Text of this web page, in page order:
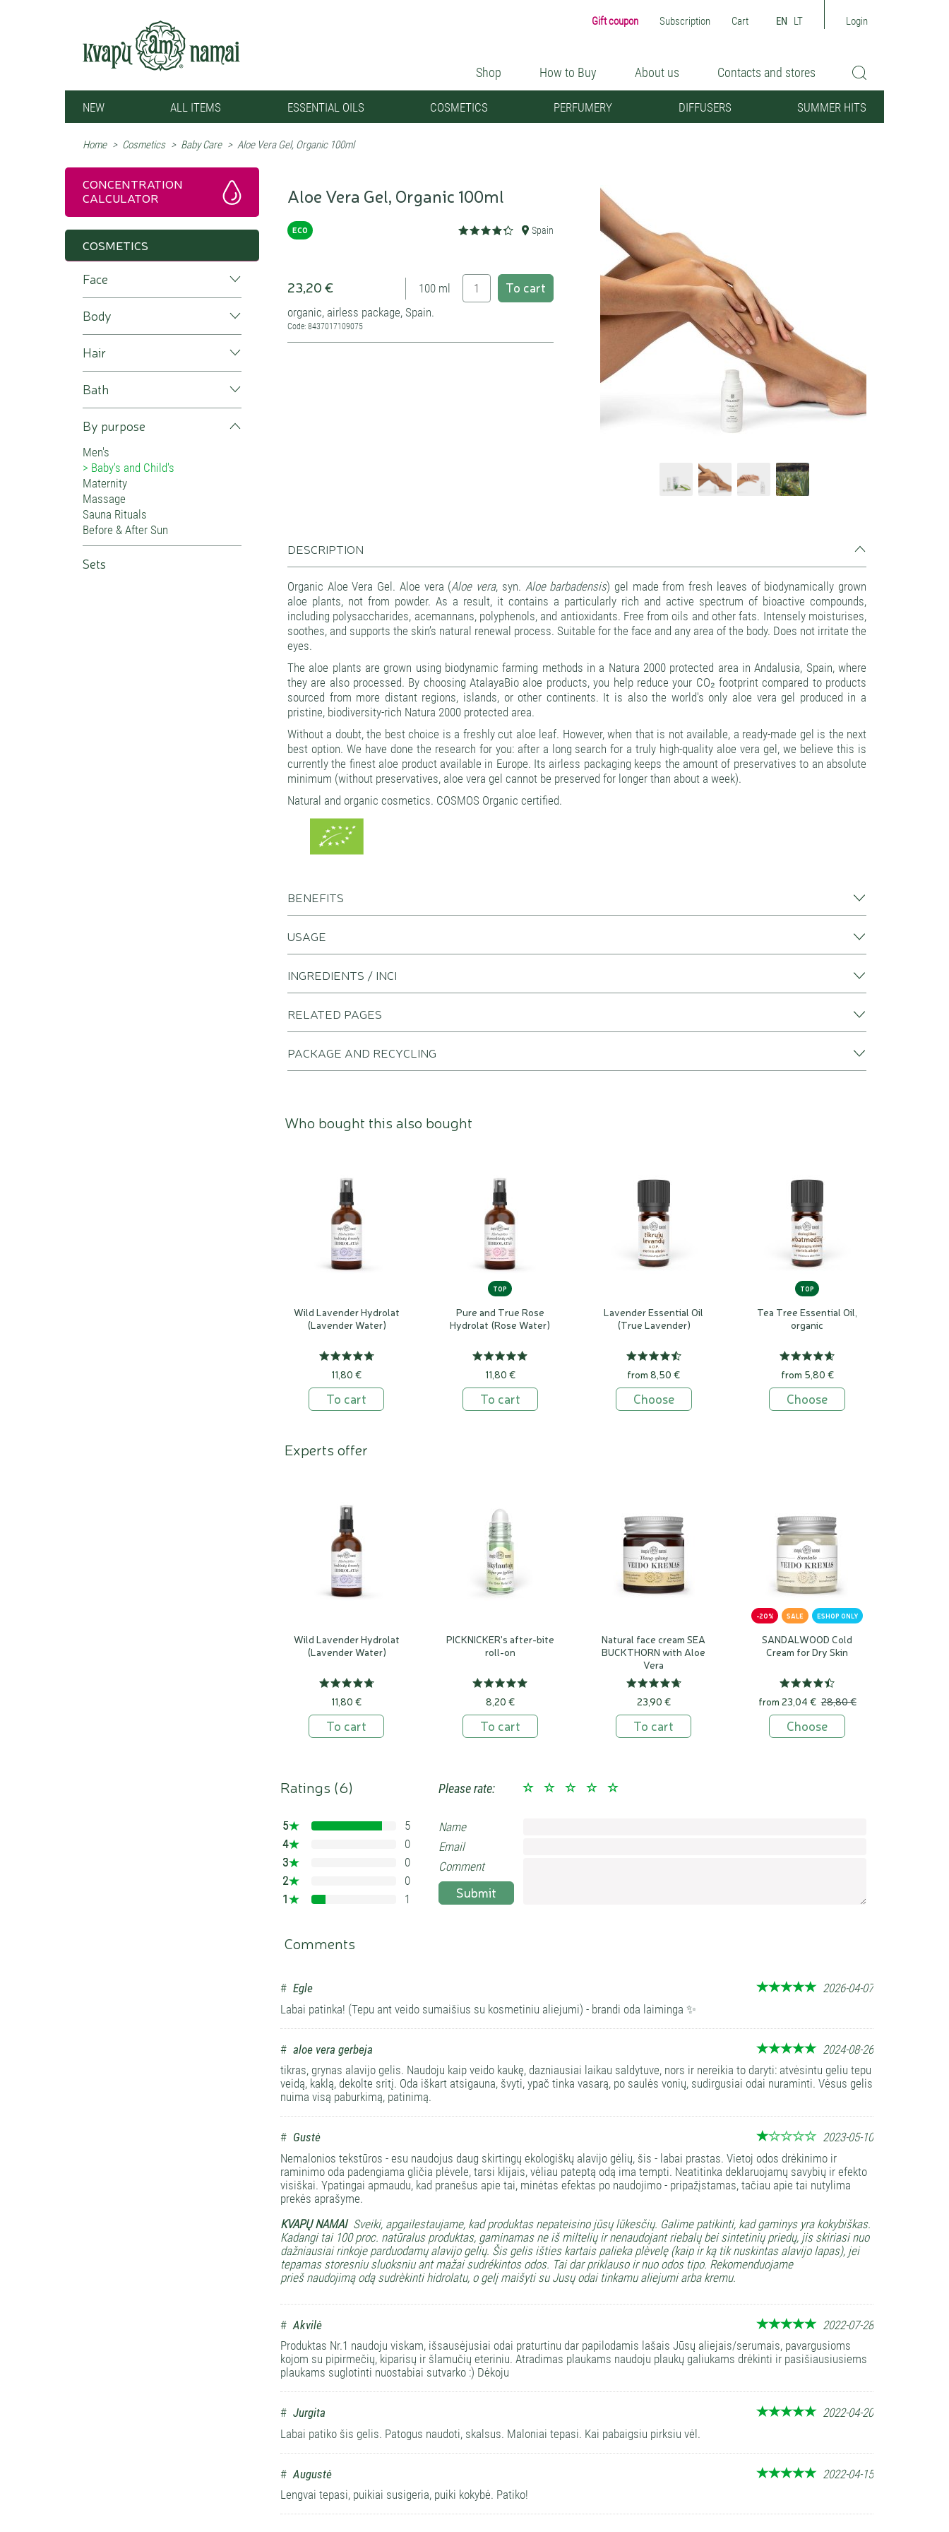
Gift coupon Subscription Cart EN LT Login
Shop How to Buy About us Contacts and stores
NEW ALL ITEMS ESSENTIAL OILS COSMETICS PERFUMERY DIFFUSERS SUMMER HITS
Home > Cosmetics > Baby Care > Aloe Vera Gel, Organic 100ml
Aloe Vera Gel, Organic 100ml
ECO Spain
23,20 € 100 ml To cart
organic, airless package, Spain.
Code: 8437017109075
DESCRIPTION
Organic Aloe Vera Gel. Aloe vera (Aloe vera, syn. Aloe barbadensis) gel made from fresh leaves of biodynamically grown
aloe plants, not from powder. As a result, it contains a particularly rich and active spectrum of bioactive compounds,
including polysaccharides, acemannans, polyphenols, and antioxidants. Free from oils and other fats. Intensely moisturises,
soothes, and supports the skin’s natural renewal process. Suitable for the face and any area of the body. Does not irritate the
eyes.
The aloe plants are grown using biodynamic farming methods in a Natura 2000 protected area in Andalusia, Spain, where
they are also processed. By choosing AtalayaBio aloe products, you help reduce your CO₂ footprint compared to products
sourced from more distant regions, islands, or other continents. It is also the world's only aloe vera gel produced in a
pristine, biodiversity-rich Natura 2000 protected area.
Without a doubt, the best choice is a freshly cut aloe leaf. However, when that is not available, a ready-made gel is the next
best option. We have done the research for you: after a long search for a truly high-quality aloe vera gel, we believe this is
currently the finest aloe product available in Europe. Its airless packaging keeps the amount of preservatives to an absolute
minimum (without preservatives, aloe vera gel cannot be preserved for longer than about a week).
Natural and organic cosmetics. COSMOS Organic certified.
BENEFITS
USAGE
INGREDIENTS / INCI
RELATED PAGES
PACKAGE AND RECYCLING
Who bought this also bought
Wild Lavender Hydrolat
(Lavender Water)
11,80 €
To cart
TOP
Pure and True Rose
Hydrolat (Rose Water)
11,80 €
To cart
Lavender Essential Oil
(True Lavender)
from 8,50 €
Choose
TOP
Tea Tree Essential Oil,
organic
from 5,80 €
Choose
Experts offer
Wild Lavender Hydrolat
(Lavender Water)
11,80 €
To cart
PICKNICKER's after-bite
roll-on
8,20 €
To cart
Natural face cream SEA
BUCKTHORN with Aloe
Vera
23,90 €
To cart
-20% SALE ESHOP ONLY
SANDALWOOD Cold
Cream for Dry Skin
from 23,04 € 28,80 €
Choose
Ratings (6)
5
4
3
2
1
83.333333333333%
5
0
0
0
1
Please rate:
Name
Email
Comment
Submit
Comments
# Egle
2026-04-07
Labai patinka! (Tepu ant veido sumaišius su kosmetiniu aliejumi) - brandi oda laiminga ✨
# aloe vera gerbeja
2024-08-26
tikras, grynas alavijo gelis. Naudoju kaip veido kaukę, dazniausiai laikau saldytuve, nors ir nereikia to daryti: atvėsintu geliu tepu
veidą, kaklą, dekolte sritį. Oda iškart atsigauna, švyti, ypač tinka vasarą, po saulės vonių, sudirgusiai odai nuraminti. Vėsus gelis
nuima visą paburkimą, patinimą.
# Gustė
2023-05-10
Nemalonios tekstūros - esu naudojus daug skirtingų ekologiškų alavijo gėlių, šis - labai prastas. Vietoj odos drėkinimo ir
raminimo oda padengiama gličia plėvele, tarsi klijais, vėliau pateptą odą ima tempti. Neatitinka deklaruojamų savybių ir efekto
visiškai. Ypatingai apmaudu, kad pranešus apie tai, minėtas efektas po naudojimo - pripažįstamas, tačiau apie tai nutylima
prekės aprašyme.
KVAPŲ NAMAI Sveiki, apgailestaujame, kad produktas nepateisino jūsų lūkesčių. Galime patikinti, kad gaminys yra kokybiškas.
Kadangi tai 100 proc. natūralus produktas, gaminamas ne iš miltelių ir nenaudojant riebalų bei sintetinių priedų, jis skiriasi nuo
dažniausiai rinkoje parduodamų alavijo gelių. Šis gelis išties kartais palieka plèvelę (kaip ir ką tik nuskintas alavijo lapas), jei
tepamas storesniu sluoksniu ant mažai sudrékintos odos. Tai dar priklauso ir nuo odos tipo. Rekomenduojame
prieš naudojimą odą sudrèkinti hidrolatu, o gelį maišyti su Jusų odai tinkamu aliejumi arba kremu.
# Akvilė
2022-07-28
Produktas Nr.1 naudoju viskam, išsausėjusiai odai praturtinu dar papilodamis lašais Jūsų aliejais/serumais, pavargusioms
kojom su pipirmečių, kiparisų ir šlamučių eteriniu. Atradimas plaukams naudoju plaukų galiukams drėkinti ir pasišiausiusiems
plaukams suglotinti nuostabiai sutvarko :) Dėkoju
# Jurgita
2022-04-20
Labai patiko šis gelis. Patogus naudoti, skalsus. Maloniai tepasi. Kai pabaigsiu pirksiu vėl.
# Augustė
2022-04-15
Lengvai tepasi, puikiai susigeria, puiki kokybė. Patiko!
CONCENTRATION
CALCULATOR
COSMETICS
Face
Body
Hair
Bath
By purpose
Men's
Baby's and Child's
Maternity
Massage
Sauna Rituals
Before & After Sun
Sets